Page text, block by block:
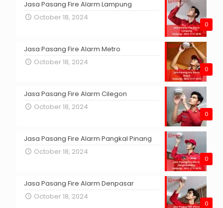
0
Jasa Pasang Fire Alarm Lampung
October 18, 2024
0
Jasa Pasang Fire Alarm Metro
October 18, 2024
0
Jasa Pasang Fire Alarm Cilegon
October 18, 2024
0
Jasa Pasang Fire Alarm Pangkal Pinang
October 18, 2024
0
Jasa Pasang Fire Alarm Denpasar
October 18, 2024